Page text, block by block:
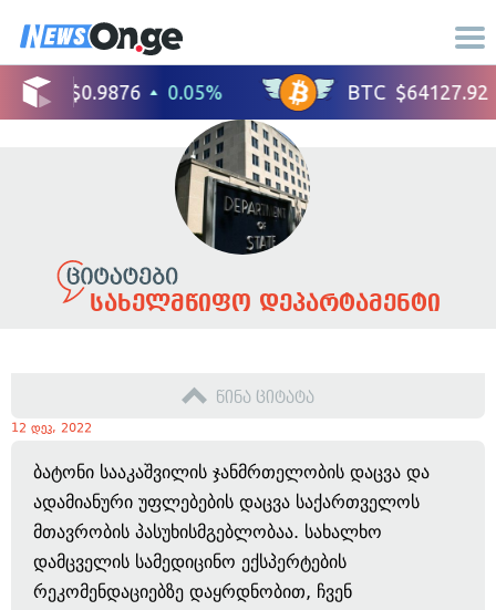
სახელმწიფო დეპარტამენტი
წინა ციტატა
12 დეკ, 2022
ბატონი სააკაშვილის ჯანმრთელობის დაცვა და
ადამიანური უფლებების დაცვა საქართველოს
მთავრობის პასუხისმგებლობაა. სახალხო
დამცველის სამედიცინო ექსპერტების
რეკომენდაციებზე დაყრდნობით, ჩვენ